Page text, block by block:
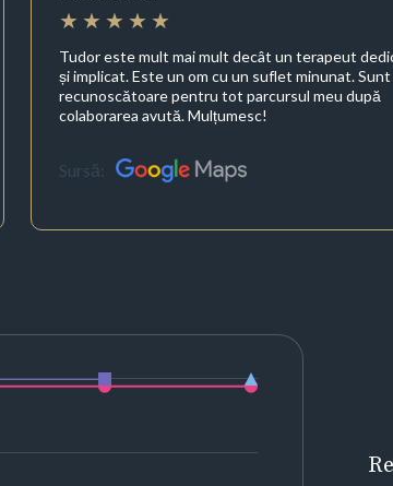
Tudor este mult mai mult decât un terapeut
și implicat. Este un om cu un suflet minunat. Sunt
recunoscătoare pentru tot parcursul meu după
colaborarea avută. Mulțumesc!
Sursă: